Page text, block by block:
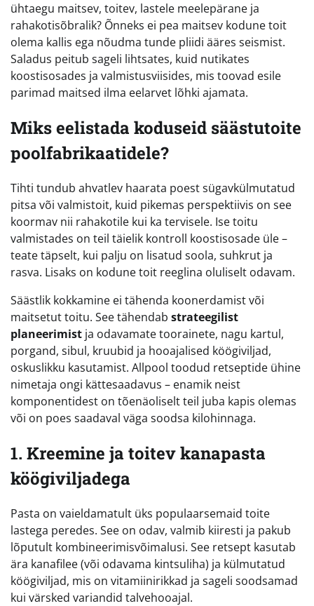
ühtaegu maitsev, toitev, lastele meelepärane ja
rahakotisõbralik? Õnneks ei pea maitsev kodune toit
olema kallis ega nõudma tunde pliidi ääres seismist.
Saladus peitub sageli lihtsates, kuid nutikates
koostisosades ja valmistusviisides, mis toovad esile
parimad maitsed ilma eelarvet lõhki ajamata.
Miks eelistada koduseid säästutoite
poolfabrikaatidele?
Tihti tundub ahvatlev haarata poest sügavkülmutatud
pitsa või valmistoit, kuid pikemas perspektiivis on see
koormav nii rahakotile kui ka tervisele. Ise toitu
valmistades on teil täielik kontroll koostisosade üle –
teate täpselt, kui palju on lisatud soola, suhkrut ja
rasva. Lisaks on kodune toit reeglina oluliselt odavam.
Säästlik kokkamine ei tähenda koonerdamist või
maitsetut toitu. See tähendab strateegilist
planeerimist ja odavamate toorainete, nagu kartul,
porgand, sibul, kruubid ja hooajalised köögiviljad,
oskuslikku kasutamist. Allpool toodud retseptide ühine
nimetaja ongi kättesaadavus – enamik neist
komponentidest on tõenäoliselt teil juba kapis olemas
või on poes saadaval väga soodsa kilohinnaga.
1. Kreemine ja toitev kanapasta
köögiviljadega
Pasta on vaieldamatult üks populaarsemaid toite
lastega peredes. See on odav, valmib kiiresti ja pakub
lõputult kombineerimisvõimalusi. See retsept kasutab
ära kanafilee (või odavama kintsuliha) ja külmutatud
köögiviljad, mis on vitamiinirikkad ja sageli soodsamad
kui värsked variandid talvehooajal.